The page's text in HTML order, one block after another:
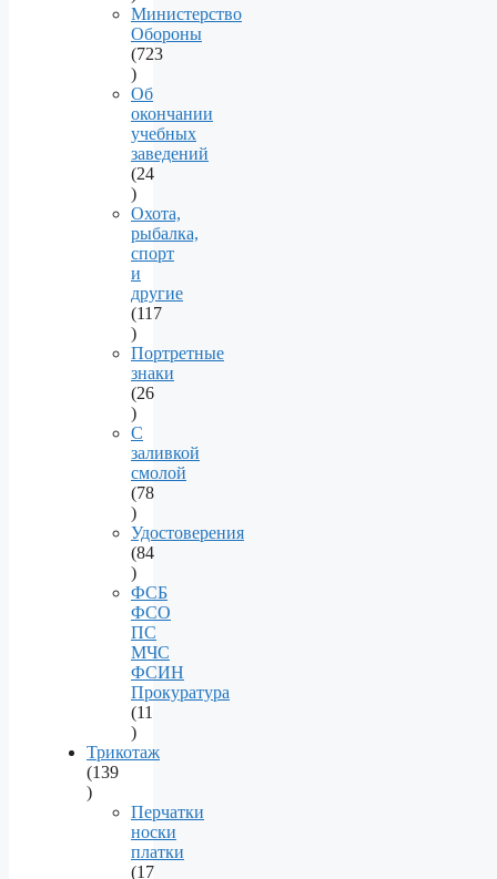
products
Министерство
Обороны
723
723
products
Об
окончании
учебных
заведений
24
24
products
Охота,
рыбалка,
спорт
и
другие
117
117
products
Портретные
знаки
26
26
products
С
заливкой
смолой
78
78
products
Удостоверения
84
84
products
ФСБ
ФСО
ПС
МЧС
ФСИН
Прокуратура
11
11
products
Трикотаж
139
139
productsПерчатки
носки
платки
17